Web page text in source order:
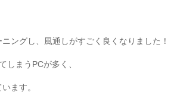
ングし、風通しがすごく良くなりました！
しまうPCが多く、
ます。